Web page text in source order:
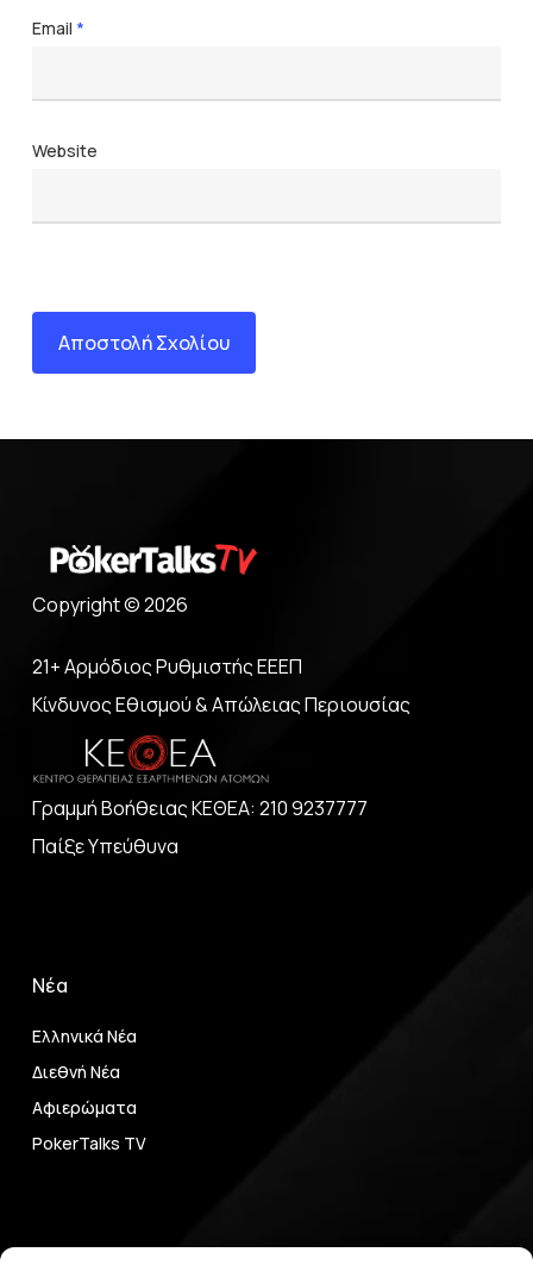
Email *
Website
Copyright © 2026
21+ Αρμόδιος Ρυθμιστής ΕΕΕΠ
Κίνδυνος Εθισμού & Απώλειας Περιουσίας
Γραμμή Βοήθειας ΚΕΘΕΑ: 210 9237777
Παίξε Υπεύθυνα
Νέα
Ελληνικά Νέα
Διεθνή Νέα
Αφιερώματα
PokerTalks TV